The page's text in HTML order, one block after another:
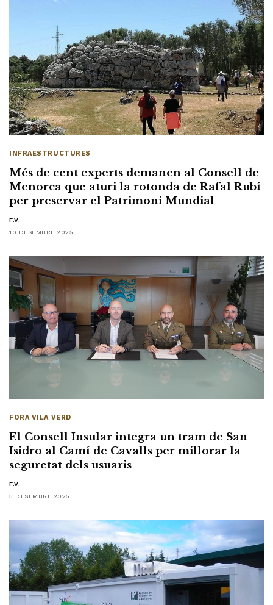
INFRAESTRUCTURES
Més de cent experts demanen al Consell de
Menorca que aturi la rotonda de Rafal Rubí
per preservar el Patrimoni Mundial
F.V.
10 DESEMBRE 2025
FORA VILA VERD
El Consell Insular integra un tram de San
Isidro al Camí de Cavalls per millorar la
seguretat dels usuaris
F.V.
5 DESEMBRE 2025